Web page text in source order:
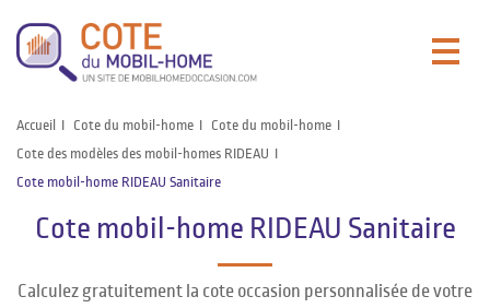
Accueil Cote du mobil-home
Cote du mobil-home
Cote des modèles des mobil-homes RIDEAU
Cote mobil-home RIDEAU Sanitaire
Cote mobil-home RIDEAU Sanitaire
Calculez gratuitement la cote occasion personnalisée de votre